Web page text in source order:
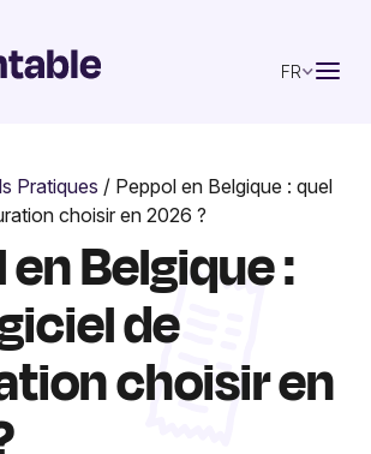
FR
Pratiques / Peppol en Belgique : quel
choisir en 2026 ?
Belgique :
de
choisir en